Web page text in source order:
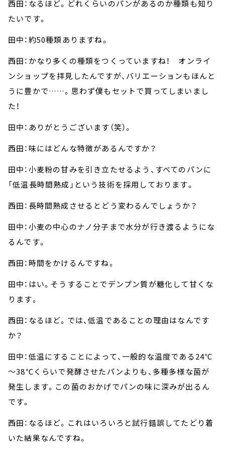
西田：なるほど。どれくらいのパンがあるのか種類も知り
たいです。
田中：約50種類ありますね。
西田：かなり多くの種類をつくっていますね！ オンライ
ンショップを拝見したんですが、バリエーションもほんと
うに豊かで……。思わず僕もセットで買ってしまいまし
た！
田中：ありがとうございます（笑）。
西田：味にはどんな特徴があるんですか？
田中：小麦粉の甘みを引き立たせるよう、すべてのパンに
「低温長時間熟成」という技術を採用しております。
西田：長時間熟成させるとどう変わるんでしょうか？
田中：小麦の中心のナノ分子まで水分が行き渡るようにな
るんです。
西田：時間をかけるんですね。
田中：はい。そうすることでデンプン質が糖化して甘くな
ります。
西田：なるほど。では、低温であることの理由はなんです
か？
田中：低温にすることによって、一般的な温度である24℃
～38℃くらいで発酵させたパンよりも、多種多様な菌が
発生します。この菌のおかげでパンの味に深みが出るん
です。
西田：なるほど。これはいろいろと試行錯誤してたどり着
いた結果なんですね。